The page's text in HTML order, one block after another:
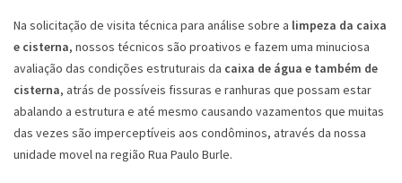
Na solicitação de visita técnica para análise sobre a limpeza da caixa
e cisterna, nossos técnicos são proativos e fazem uma minuciosa
avaliação das condições estruturais da caixa de água e também de
cisterna, atrás de possíveis fissuras e ranhuras que possam estar
abalando a estrutura e até mesmo causando vazamentos que muitas
das vezes são imperceptíveis aos condôminos, através da nossa
unidade movel na região Rua Paulo Burle.